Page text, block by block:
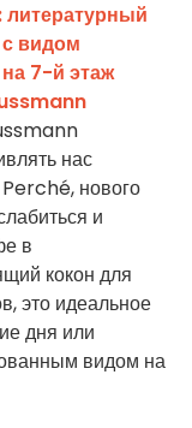
литературный
видом
7-й этаж
нас
нового
и
в
кокон для
это идеальное
дня или
видом на